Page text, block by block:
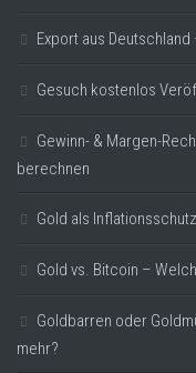
Export aus
Gesuch kostenlos
Gewinn- & Margen-
berechnen
Gold als
Gold vs. Bitcoin –
Goldbarren oder
mehr?